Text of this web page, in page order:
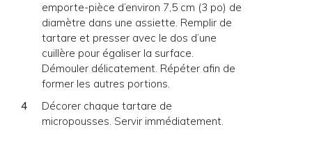
emporte-pièce d’environ 7,5 cm (3 po) de
diamètre dans une assiette. Remplir de
tartare et presser avec le dos d’une
cuillère pour égaliser la surface.
Démouler délicatement. Répéter afin de
former les autres portions.
Décorer chaque tartare de
micropousses. Servir immédiatement.